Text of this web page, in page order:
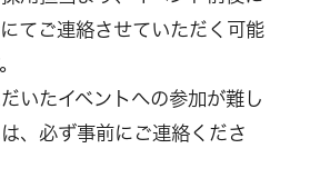
てご連絡させていただく可能
いたイベントへの参加が難し
、必ず事前にご連絡くださ